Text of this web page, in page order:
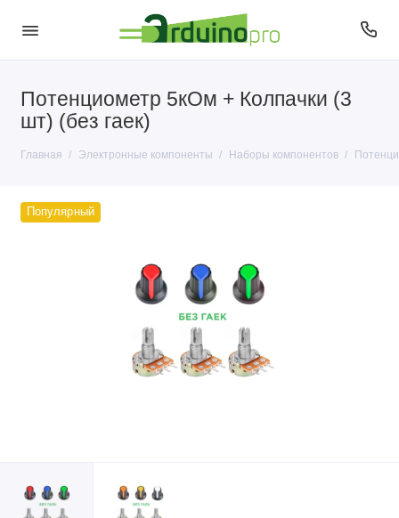
Потенциометр 5кОм + Колпачки (3
шт) (без гаек)
Главная Электронные компоненты Наборы компонентов
Антенны
Датчики
Кварцы
Конденсаторы
Резисторы
Популярный